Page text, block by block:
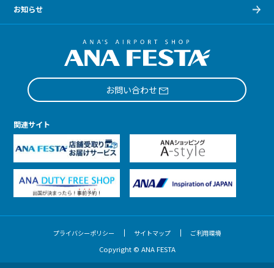
お知らせ
お問い合わせ
関連サイト
プライバシーポリシー サイトマップ ご利用環境
Copyright © ANA FESTA